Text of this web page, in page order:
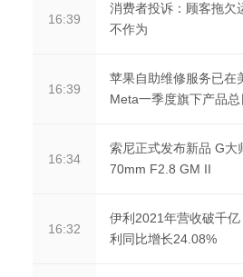
16:39
消费者投诉：顾客拖欠
不作为
16:39
苹果自助维修服务已在
Meta一季度旗下产品
16:34
索尼正式发布新品 G大
70mm F2.8 GM II
16:32
伊利2021年营收破千
利同比增长24.08%